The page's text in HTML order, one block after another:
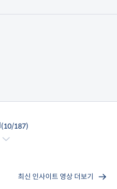
(10/187)
최신 인사이트 영상 더보기